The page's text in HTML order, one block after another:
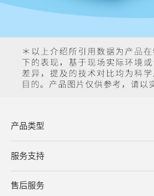
产品类型
服务支持
下载中心
文档与指南
视频教程
售后服务